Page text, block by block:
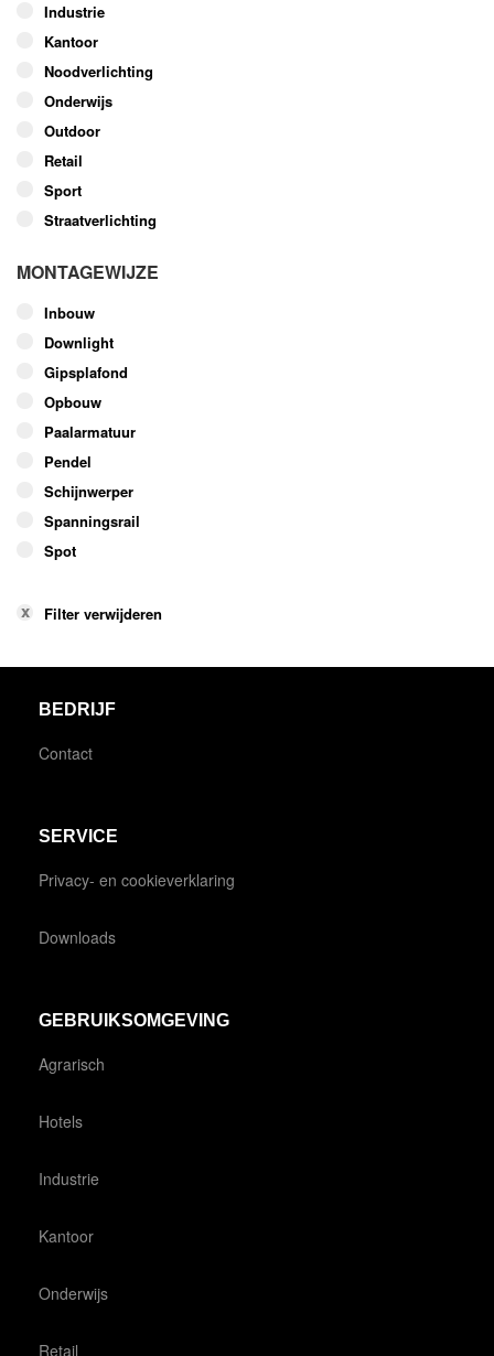
productpagina
Industrie
Kantoor
Noodverlichting
Onderwijs
Outdoor
Retail
Sport
Straatverlichting
MONTAGEWIJZE
Inbouw
Downlight
Gipsplafond
Opbouw
Paalarmatuur
Pendel
Schijnwerper
Spanningsrail
Spot
Filter verwijderen
BEDRIJF
Contact
SERVICE
Privacy- en cookieverklaring
Downloads
GEBRUIKSOMGEVING
Agrarisch
Hotels
Industrie
Kantoor
Onderwijs
Retail